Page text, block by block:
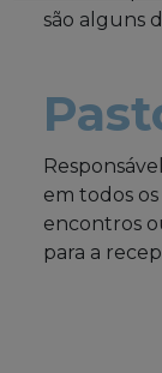
são alguns
em todos
encontros
para a